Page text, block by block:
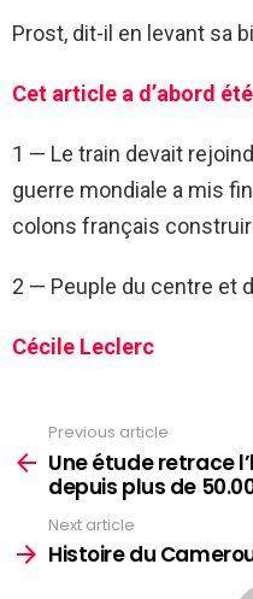
Prost, dit-il en levant sa
Cet article a d’abord
1 — Le train devait
guerre mondiale a mis
colons français
2 — Peuple du centre et
Cécile Leclerc
more
Previous article
Une étude retrace
depuis plus de
Next article
Histoire du